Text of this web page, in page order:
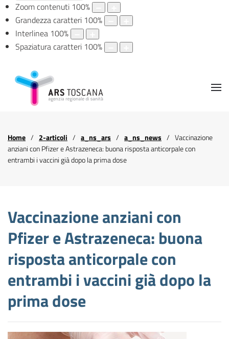
Zoom contenuti 100%
Grandezza caratteri 100%
Interlinea 100%
Spaziatura caratteri 100%
Home 2-articoli a_ns_ars a_ns_news
Vaccinazione
anziani con Pfizer e Astrazeneca: buona risposta anticorpale con
entrambi i vaccini già dopo la prima dose
Vaccinazione anziani con
Pfizer e Astrazeneca: buona
risposta anticorpale con
entrambi i vaccini già dopo la
prima dose